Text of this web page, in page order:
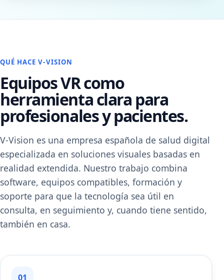
QUÉ HACE V-VISION
Equipos VR como
herramienta clara para
profesionales y pacientes.
V-Vision es una empresa española de salud digital
especializada en soluciones visuales basadas en
realidad extendida. Nuestro trabajo combina
software, equipos compatibles, formación y
soporte para que la tecnología sea útil en
consulta, en seguimiento y, cuando tiene sentido,
también en casa.
01